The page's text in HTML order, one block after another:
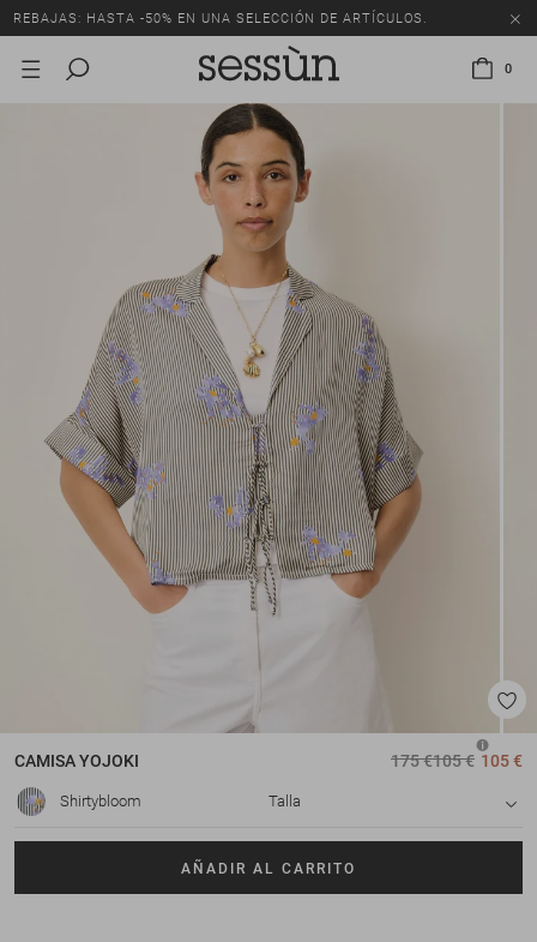
REBAJAS: HASTA -50% EN UNA SELECCIÓN DE ARTÍCULOS.
0
CAMISAYOJOKI 175 €105 € 105 €
Shirtybloom Talla
AÑADIR AL CARRITO